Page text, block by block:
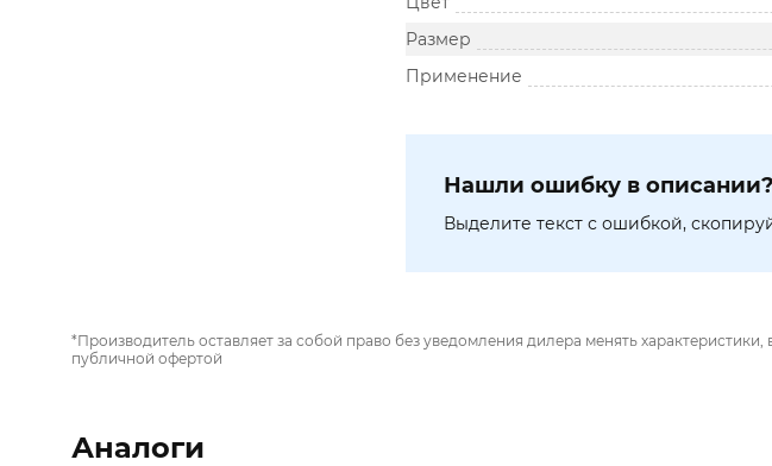
Размер
Применение
Нашли ошибку в описании?
Выделите текст с ошибкой,
*Производитель оставляет за собой право без уведомления дилера менять
публичной офертой
Аналоги